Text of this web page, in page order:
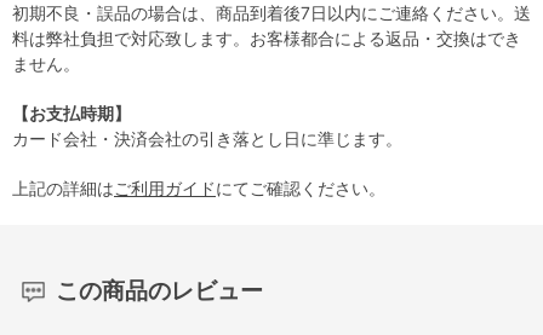
初期不良・誤品の場合は、商品到着後7日以内にご連絡ください。送
料は弊社負担で対応致します。お客様都合による返品・交換はでき
ません。
【お支払時期】
カード会社・決済会社の引き落とし日に準じます。
上記の詳細はご利用ガイドにてご確認ください。
この商品のレビュー